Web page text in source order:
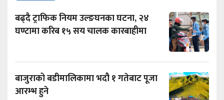
बढ्दै ट्राफिक नियम उल्ङघनका घटना, २४
घण्टामा करिब १५ सय चालक कारबाहीमा
बाजुराको बडीमालिकामा भदौ १ गतेबाट पूजा
आरम्भ हुने